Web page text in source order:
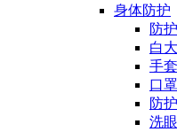
身体防护
防
白
手套
口罩
防
洗